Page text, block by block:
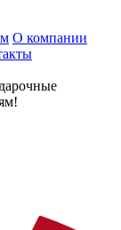
О компании
!